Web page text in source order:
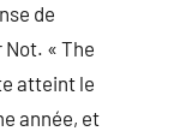
de
Not. « The
atteint le
année, et